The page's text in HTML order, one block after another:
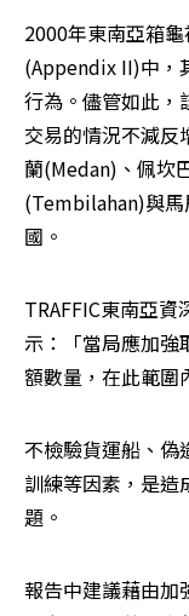
2000年東南亞箱
(Appendix II)中，
行為。儘管如此，
交易的情況不減反
蘭(Medan)、佩坎
(Tembilahan)與
國。
TRAFFIC東南亞
示：「當局應加強
額數量，在此範圍
不檢驗貨運船、偽
訓練等因素，是造
題。
報告中建議藉由加